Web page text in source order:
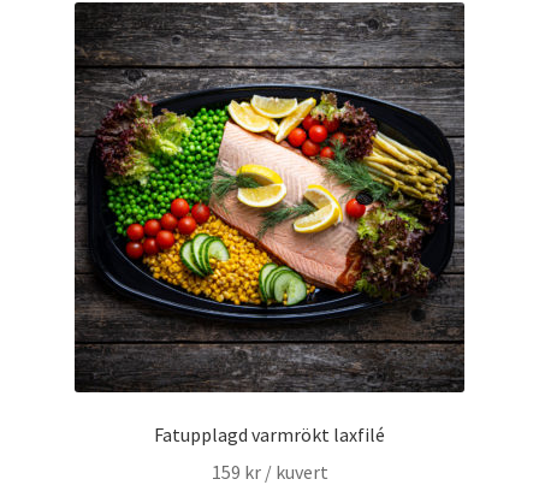
Fatupplagd varmrökt laxfilé
159 kr / kuvert